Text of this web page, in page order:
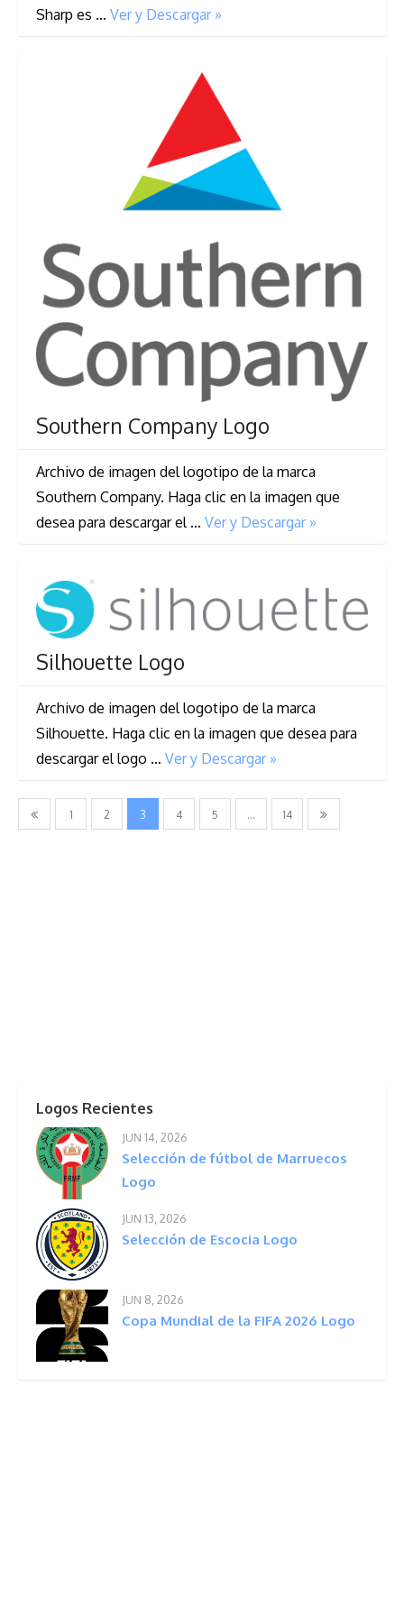
Sharp es … Ver y Descargar »
Southern Company Logo
Archivo de imagen del logotipo de la marca
Southern Company. Haga clic en la imagen que
desea para descargar el … Ver y Descargar »
Silhouette Logo
Archivo de imagen del logotipo de la marca
Silhouette. Haga clic en la imagen que desea para
descargar el logo … Ver y Descargar »
Navegación
1 2 3 4 5 … 14
Logos Recientes
JUN 14, 2026
Selección de fútbol de Marruecos
Logo
JUN 13, 2026
Selección de Escocia Logo
JUN 8, 2026
Copa Mundial de la FIFA 2026 Logo